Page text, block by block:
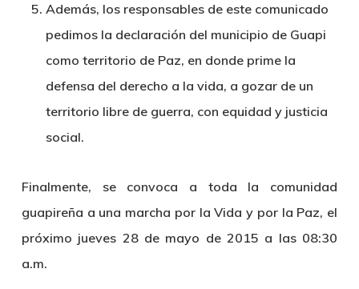
Además, los responsables de este comunicado
pedimos la declaración del municipio de Guapi
como territorio de Paz, en donde prime la
defensa del derecho a la vida, a gozar de un
territorio libre de guerra, con equidad y justicia
social.
Finalmente, se convoca a toda la comunidad
guapireña a una marcha por la Vida y por la Paz, el
próximo jueves 28 de mayo de 2015 a las 08:30
a.m.